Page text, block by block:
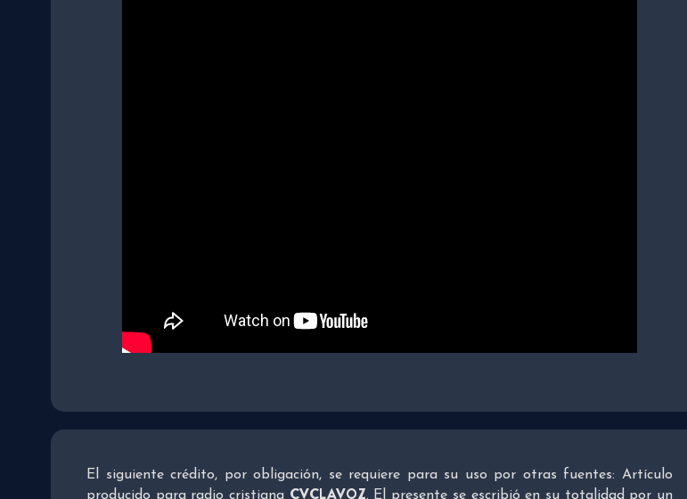
El siguiente crédito, por obligación, se requiere para su uso por otras fuentes: Artículo
producido para radio cristiana CVCLAVOZ. El presente se escribió en su totalidad por un